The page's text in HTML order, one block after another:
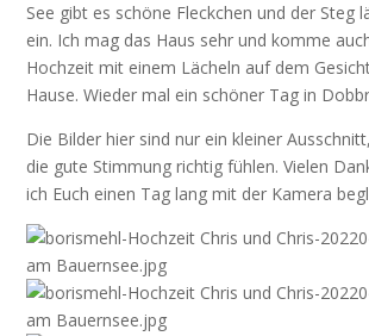
See gibt es schöne Fleckchen und der Steg
ein. Ich mag das Haus sehr und komme
Hochzeit mit einem Lächeln auf dem
Hause. Wieder mal ein schöner Tag in
Die Bilder hier sind nur ein kleiner
die gute Stimmung richtig fühlen. Vielen
ich Euch einen Tag lang mit der Kamera